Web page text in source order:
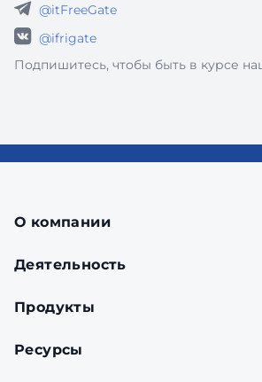
@itFreeGate
@ifrigate
Подпишитесь, чтобы быть в курсе
О компании
Деятельность
Продукты
Ресурсы